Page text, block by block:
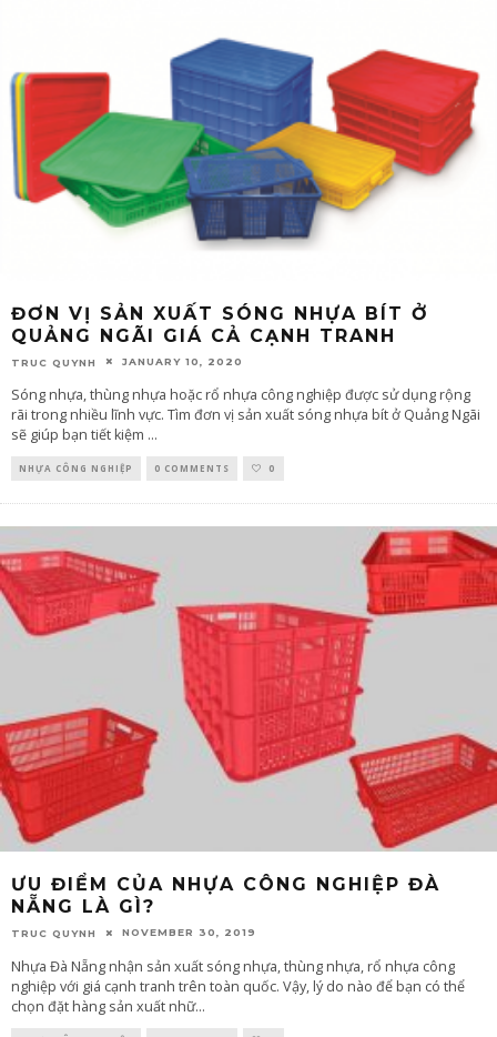
ĐƠN VỊ SẢN XUẤT SÓNG NHỰA BÍT Ở
QUẢNG NGÃI GIÁ CẢ CẠNH TRANH
TRUC QUYNH JANUARY 10, 2020
Sóng nhựa, thùng nhựa hoặc rổ nhựa công nghiệp được sử dụng rộng
rãi trong nhiều lĩnh vực. Tìm đơn vị sản xuất sóng nhựa bít ở Quảng Ngãi
sẽ giúp bạn tiết kiệm ...
NHỰA CÔNG NGHIỆP 0 COMMENTS 0
ƯU ĐIỂM CỦA NHỰA CÔNG NGHIỆP ĐÀ
NẴNG LÀ GÌ?
TRUC QUYNH NOVEMBER 30, 2019
Nhựa Đà Nẵng nhận sản xuất sóng nhựa, thùng nhựa, rổ nhựa công
nghiệp với giá cạnh tranh trên toàn quốc. Vậy, lý do nào để bạn có thể
chọn đặt hàng sản xuất nhữ...